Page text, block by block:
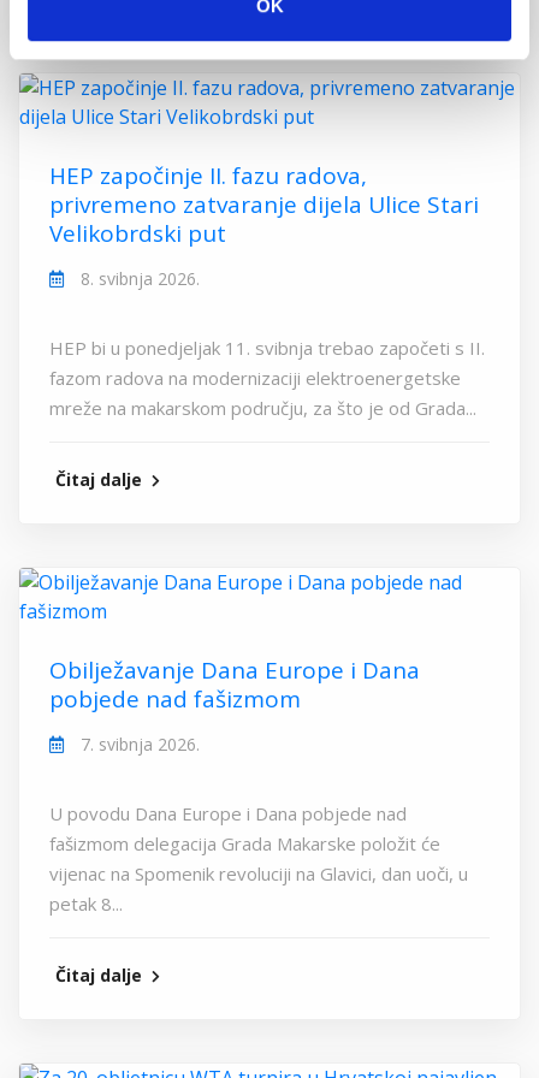
OK
HEP započinje II. fazu radova,
privremeno zatvaranje dijela Ulice Stari
Velikobrdski put
8. svibnja 2026.
HEP bi u ponedjeljak 11. svibnja trebao započeti s II.
fazom radova na modernizaciji elektroenergetske
mreže na makarskom području, za što je od Grada...
Čitaj dalje
Obilježavanje Dana Europe i Dana
pobjede nad fašizmom
7. svibnja 2026.
U povodu Dana Europe i Dana pobjede nad
fašizmom delegacija Grada Makarske položit će
vijenac na Spomenik revoluciji na Glavici, dan uoči, u
petak 8...
Čitaj dalje